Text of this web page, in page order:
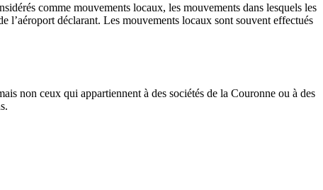
comme mouvements locaux, les mouvements dans lesquels les
l’aéroport déclarant. Les mouvements locaux sont souvent effectués
non ceux qui appartiennent à des sociétés de la Couronne ou à des